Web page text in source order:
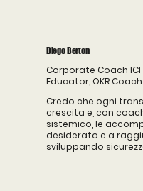
Diego Berton
Corporate Coach
Educator, OKR Coach
Credo che ogni
crescita e, con
sistemico, le
desiderato e a
sviluppando